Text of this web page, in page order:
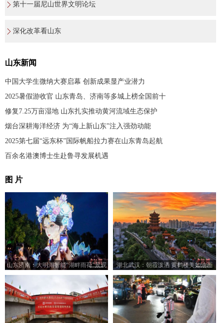
第十一届尼山世界文明论坛
深化改革看山东
山东新闻
中国大学生微纳大赛启幕 创新成果显产业潜力
2025暑假游收官 山东青岛、济南等多城上榜全国前十
修复7.25万亩湿地 山东扎实推动黄河流域生态保护
烟台深耕海洋经济 为“海上新山东”注入强劲动能
2025第七届“远东杯”国际帆船拉力赛在山东青岛起航
百余名港澳博士生赴鲁寻发展机遇
图 片
山东济南：大明湖智能“湖畔雨荷”景观
亮灯
湖北武汉：朝霞泼洒 黄鹤楼美如油画